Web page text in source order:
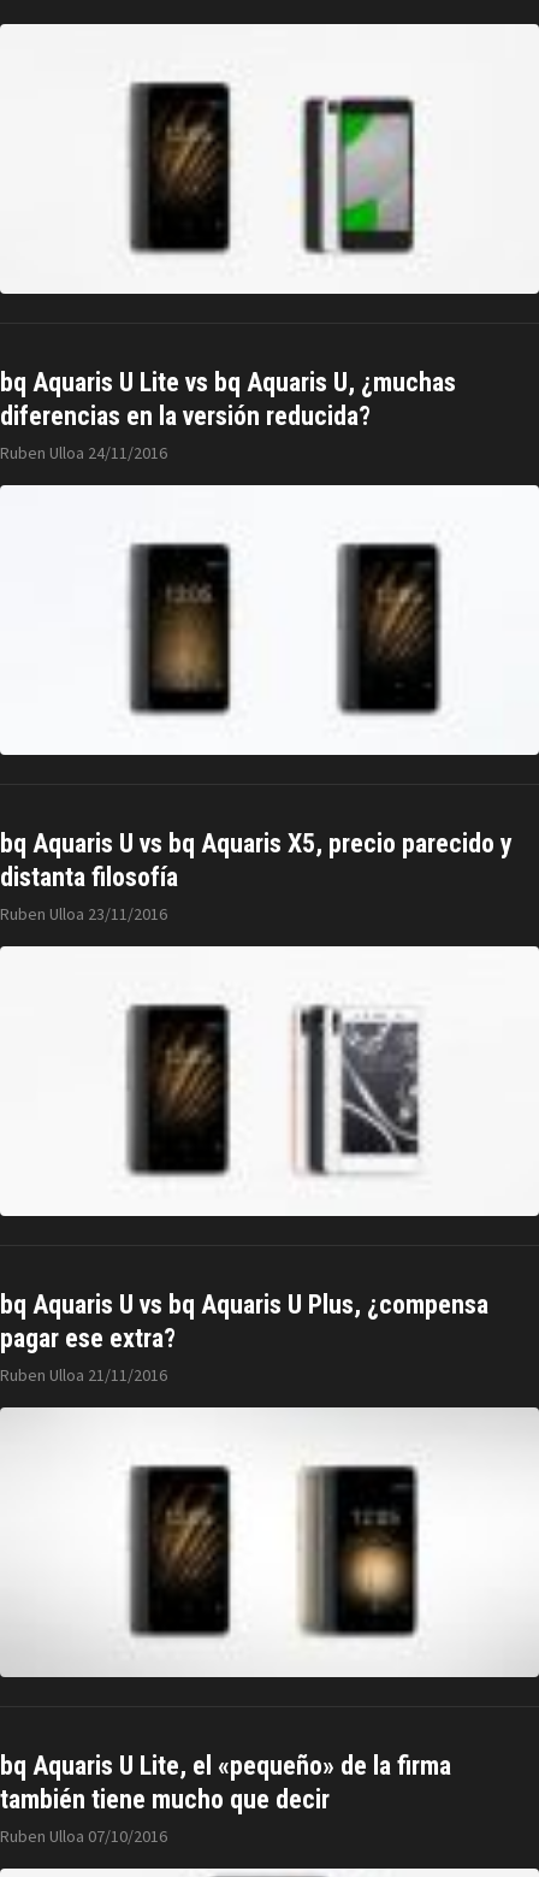
bq Aquaris U Lite vs bq Aquaris U, ¿muchas
diferencias en la versión reducida?
Ruben Ulloa 24/11/2016
bq Aquaris U vs bq Aquaris X5, precio parecido y
distanta filosofía
Ruben Ulloa 23/11/2016
bq Aquaris U vs bq Aquaris U Plus, ¿compensa
pagar ese extra?
Ruben Ulloa 21/11/2016
bq Aquaris U Lite, el «pequeño» de la firma
también tiene mucho que decir
Ruben Ulloa 07/10/2016